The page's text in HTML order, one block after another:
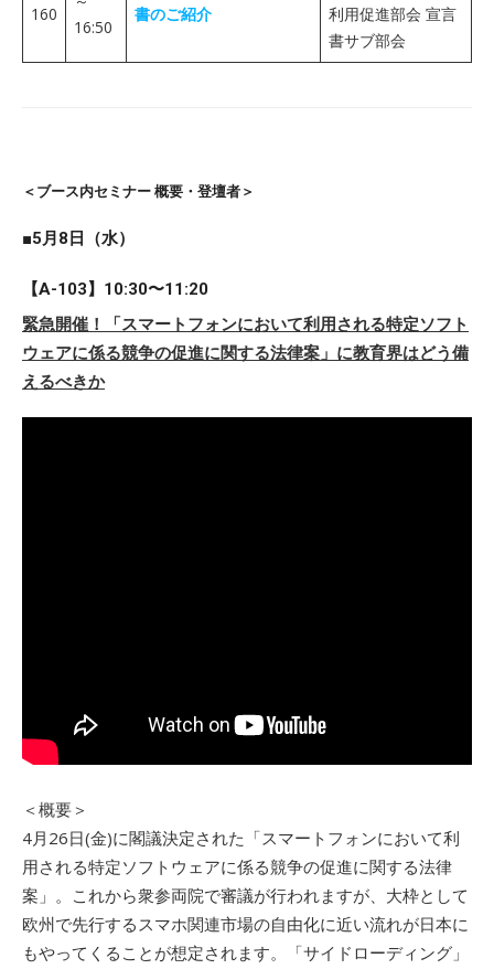
160
16:50
書のご紹介
利用促進部会 宣言
書サブ部会
＜ブース内セミナー 概要・登壇者＞
■5月8日（水）
【A-103】10:30〜11:20
緊急開催！「スマートフォンにおいて利用される特定ソフト
ウェアに係る競争の促進に関する法律案」に教育界はどう備
えるべきか
＜概要＞
4月26日(金)に閣議決定された「スマートフォンにおいて利
用される特定ソフトウェアに係る競争の促進に関する法律
案」。これから衆参両院で審議が行われますが、大枠として
欧州で先行するスマホ関連市場の自由化に近い流れが日本に
もやってくることが想定されます。「サイドローディング」